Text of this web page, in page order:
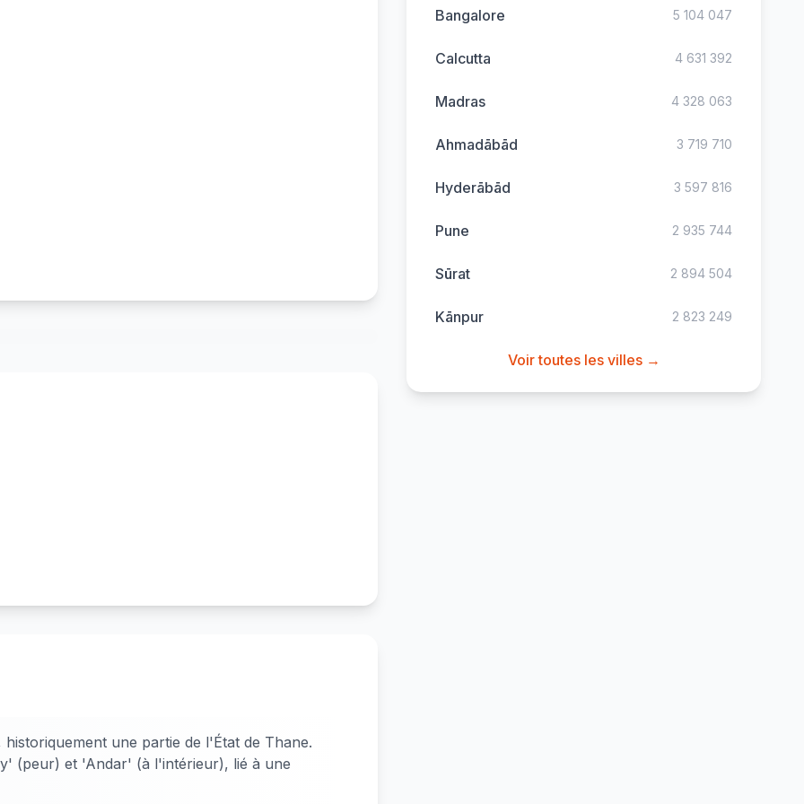
une partie de l'État de Thane.
(peur) et 'Andar' (à l'intérieur), lié à une
Bangalore 5 104 047
Calcutta 4 631 392
Madras 4 328 063
Ahmadābād 3 719 710
Hyderābād 3 597 816
Pune 2 935 744
Sūrat 2 894 504
Kānpur 2 823 249
Voir toutes les villes →